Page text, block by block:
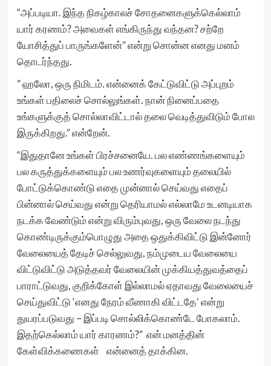
“அப்படியா. இந்த நிகழ்காலச் சோதனைகளுக்கெல்லாம்
யார் கரணம்? அவைகள் எங்கிருந்து வந்தன? சற்றே
யோசித்துப் பாருங்களேன்” என்று சொன்ன எனது மனம்
தொடர்ந்தது.
” ஹலோ, ஒரு நிமிடம். என்னைக் கேட்டுவிட்டு அப்புறம்
உங்கள் பதிலைச் சொல்லுங்கள். நான் நினைப்பதை
உங்களுக்குத் சொல்லாவிட்டால் தலை வெடித்துவிடும் போல
இருக்கிறது.” என்றேன்.
“இதுதானே உங்கள் பிரச்சனையே. பல எண்ணங்களையும்
பல கருத்துக்களையும் பல உணர்வுகளையும் தலையில்
போட்டுக்கொண்டு எதை முன்னால் செய்வது எதைப்
பின்னால் செய்வது என்று தெரியாமல் எல்லாமே உடனடியாக
நடக்க வேண்டும் என்று விரும்புவது, ஒரு வேலை நடந்து
கொண்டிருக்கும்பொழுது அதை ஒதுக்கிவிட்டு இன்னோர்
வேலையைத் தேடிச் செல்லுவது, நம்முடைய வேலையை
விட்டுவிட்டு அடுத்தவர் வேலையின் முக்கியத்துவத்தைப்
பாராட்டுவது, குறிக்கோள் இல்லாமல் ஏதாவது வேலையைச்
செய்துவிட்டு ‘எனது நேரம் வீணாகி விட்டதே’ என்று
துயரப்படுவது – இப்படி சொல்லிக்கொண்டே போகலாம்.
இதற்கெல்லாம் யார் காரணம்?” என் மனத்தின்
கேள்விக்கணைகள் என்னைத் தாக்கின.